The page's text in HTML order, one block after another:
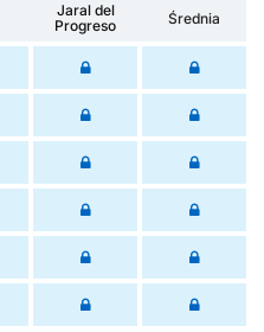
Jaral del
Progreso
Średnia